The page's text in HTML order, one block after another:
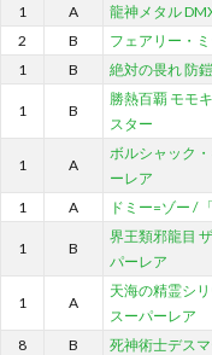
1
A 龍神メタル
2
B フェアリー・
1
B 絶対の畏れ 防
1 B
勝熱百覇 モモ
スター
1 A
ボルシャック
ーレア
1 A ドミー=ゾー /
1 B
界王類邪龍目
パーレア
1 A
天海の精霊シ
スーパーレア
8 B 死神術士デス